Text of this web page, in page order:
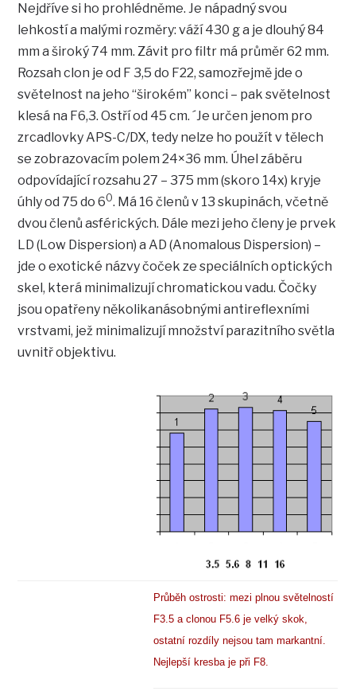
Nejdříve si ho prohlédněme. Je nápadný svou
lehkostí a malými rozměry: váží 430 g a je dlouhý 84
mm a široký 74 mm. Závit pro filtr má průměr 62 mm.
Rozsah clon je od F 3,5 do F22, samozřejmě jde o
světelnost na jeho “širokém” konci – pak světelnost
klesá na F6,3. Ostří od 45 cm. ´Je určen jenom pro
zrcadlovky APS-C/DX, tedy nelze ho použít v tělech
se zobrazovacím polem 24×36 mm. Úhel záběru
odpovídající rozsahu 27 – 375 mm (skoro 14x) kryje
úhly od 75 do 60. Má 16 členů v 13 skupinách, včetně
dvou členů asférických. Dále mezi jeho členy je prvek
LD (Low Dispersion) a AD (Anomalous Dispersion) –
jde o exotické názvy čoček ze speciálních optických
skel, která minimalizují chromatickou vadu. Čočky
jsou opatřeny několikanásobnými antireflexními
vrstvami, jež minimalizují množství parazitního světla
uvnitř objektivu.
Průběh ostrosti: mezi plnou světelností
F3.5 a clonou F5.6 je velký skok,
ostatní rozdíly nejsou tam markantní.
Nejlepší kresba je při F8.